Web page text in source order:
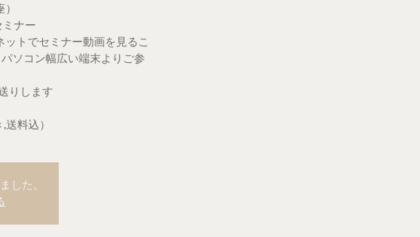
ナー
トでセミナー動画を見るこ
ソコン幅広い端末よりご参
りします
料込）
した。